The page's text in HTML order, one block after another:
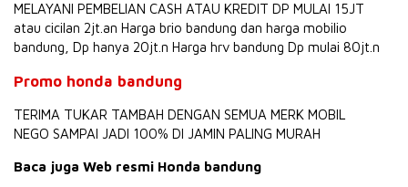
MELAYANI PEMBELIAN CASH ATAU KREDIT DP MULAI 15JT
atau cicilan 2jt.an Harga brio bandung dan harga mobilio
bandung, Dp hanya 20jt.n Harga hrv bandung Dp mulai 80jt.n
Promo honda bandung
TERIMA TUKAR TAMBAH DENGAN SEMUA MERK MOBIL
NEGO SAMPAI JADI 100% DI JAMIN PALING MURAH
Baca juga Web resmi Honda bandung